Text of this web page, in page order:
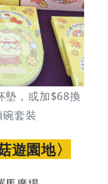
墊，或加$68換
套裝
遊園地〉